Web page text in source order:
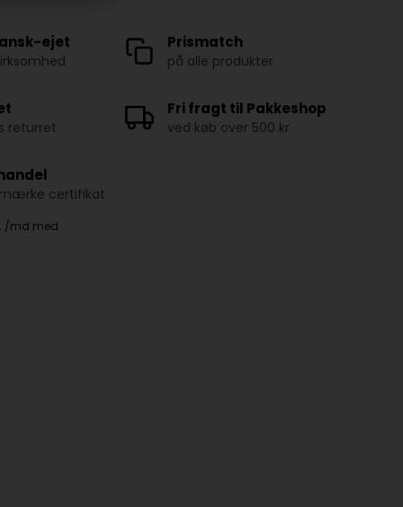
ejet Prismatch
på alle produkter
returret
Fri fragt til Pakkeshop
ved køb over 500 kr
certifikat